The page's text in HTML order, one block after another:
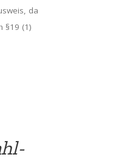
da
§19 (1)